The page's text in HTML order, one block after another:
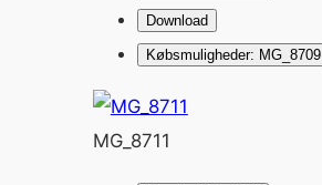
Download
Købsmuligheder: MG_8709
MG_8711